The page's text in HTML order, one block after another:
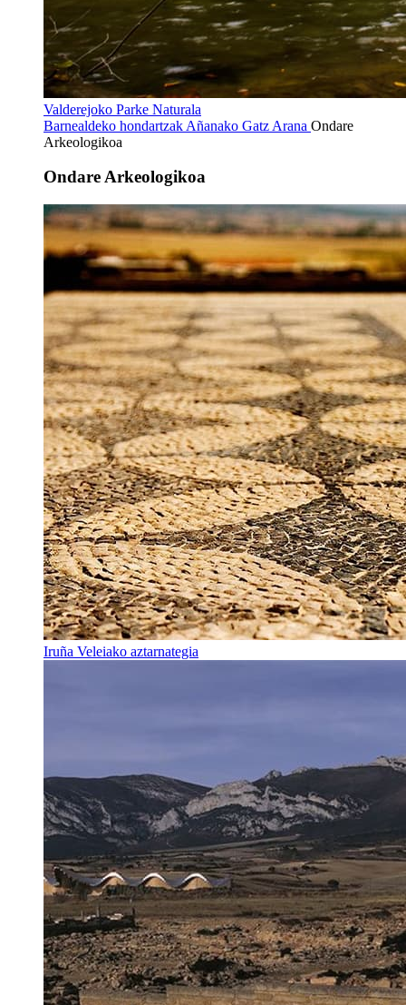
Valderejoko Parke Naturala
Barnealdeko hondartzak Añanako Gatz Arana Ondare
Arkeologikoa
Ondare Arkeologikoa
Iruña Veleiako aztarnategia